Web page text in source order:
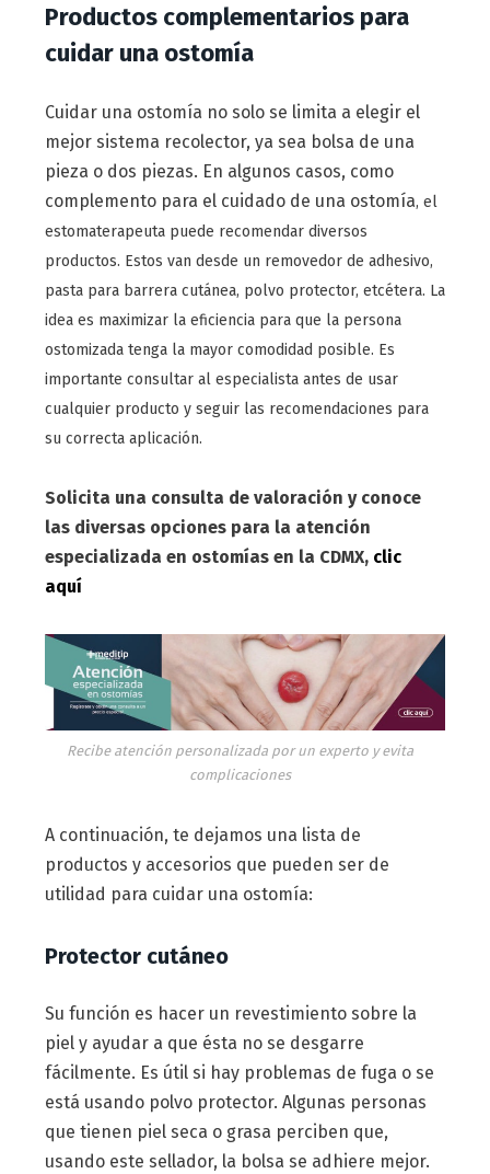
Productos complementarios para
cuidar una ostomía
Cuidar una ostomía no solo se limita a elegir el
mejor sistema recolector, ya sea bolsa de una
pieza o dos piezas. En algunos casos, como
complemento para el cuidado de una ostomía, el
estomaterapeuta puede recomendar diversos
productos. Estos van desde un removedor de adhesivo,
pasta para barrera cutánea, polvo protector, etcétera. La
idea es maximizar la eficiencia para que la persona
ostomizada tenga la mayor comodidad posible. Es
importante consultar al especialista antes de usar
cualquier producto y seguir las recomendaciones para
su correcta aplicación.
Solicita una consulta de valoración y conoce
las diversas opciones para la atención
especializada en ostomías en la CDMX, clic
aquí
Recibe atención personalizada por un experto y evita
complicaciones
A continuación, te dejamos una lista de
productos y accesorios que pueden ser de
utilidad para cuidar una ostomía:
Protector cutáneo
Su función es hacer un revestimiento sobre la
piel y ayudar a que ésta no se desgarre
fácilmente. Es útil si hay problemas de fuga o se
está usando polvo protector. Algunas personas
que tienen piel seca o grasa perciben que,
usando este sellador, la bolsa se adhiere mejor.